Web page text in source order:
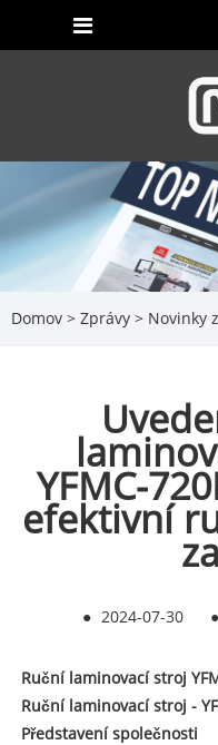
Domov > Zprávy > Novinky
YFMC-
efektivní
● 2024-07-30 ●
Ruční laminovací stroj
Ruční laminovací stroj -
Představení společnosti